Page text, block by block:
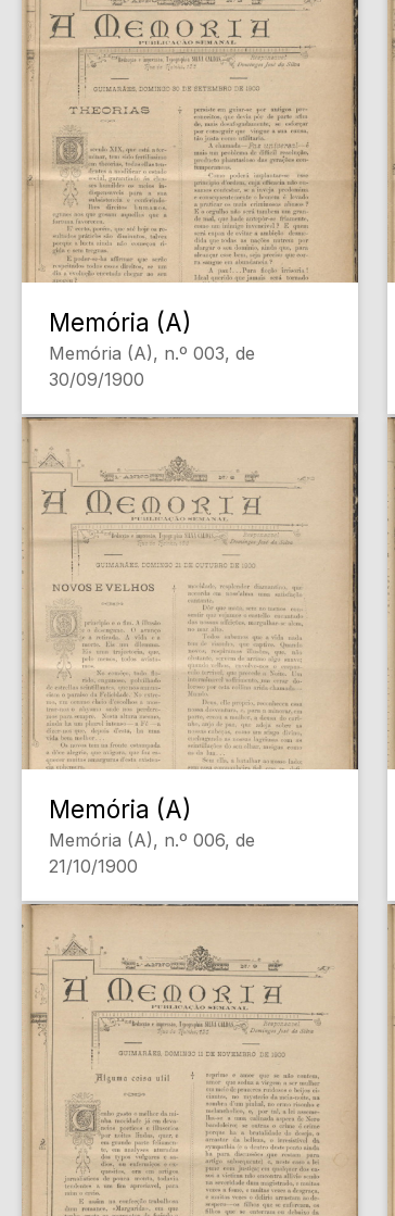
Memória (A)
Memória (A), n.º 003, de
30/09/1900
Memória (A)
Memória (A), n.º 006, de
21/10/1900